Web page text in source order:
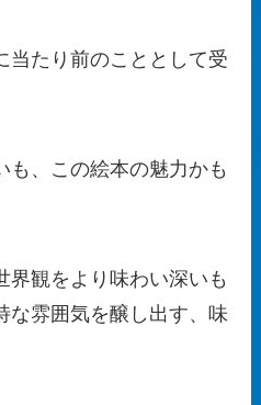
当たり前のこととして受
も、この絵本の魅力かも
界観をより味わい深いも
な雰囲気を醸し出す、味